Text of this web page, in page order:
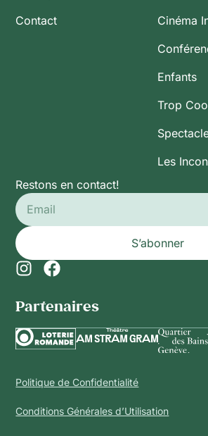
Contact
Cinéma
Enfants
Trop
Les
Restons en contact!
S’abonner
Partenaires​
Politique de Confidentialité
Conditions Générales d’Utilisation